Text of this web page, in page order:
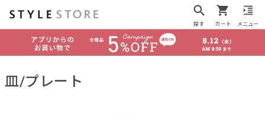
探す カート メニュー
皿/プレート